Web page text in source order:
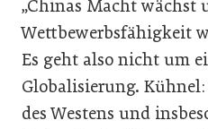
„Chinas Macht wächst
Wettbewerbsfähigkeit
Es geht also nicht um
Globalisierung.
des Westens und